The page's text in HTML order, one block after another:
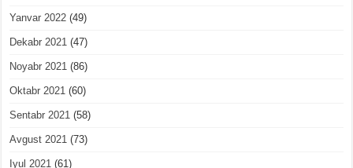
Yanvar 2022 (49)
Dekabr 2021 (47)
Noyabr 2021 (86)
Oktabr 2021 (60)
Sentabr 2021 (58)
Avgust 2021 (73)
Iyul 2021 (61)